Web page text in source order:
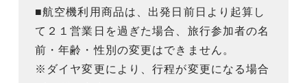
■航空機利用商品は、出発日前日より起算し
て２１営業日を過ぎた場合、旅行参加者の名
前・年齢・性別の変更はできません。
※ダイヤ変更により、行程が変更になる場合